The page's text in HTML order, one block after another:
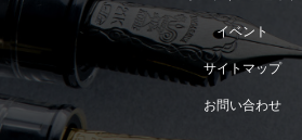
イベント
サイトマップ
お問い合わせ